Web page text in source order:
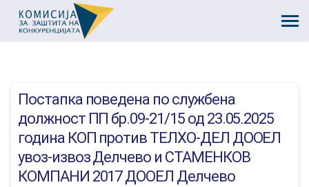
Постапка поведена по службена
должност ПП бр.09-21/15 од 23.05.2025
година КОП против ТЕЛХО-ДЕЛ ДООЕЛ
увоз-извоз Делчево и СТАМЕНКОВ
КОМПАНИ 2017 ДООЕЛ Делчево